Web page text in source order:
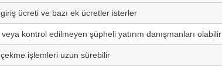
ücreti ve bazı ek ücretler isterler
kontrol edilmeyen şüpheli yatırım danışmanları olabilir
işlemleri uzun sürebilir